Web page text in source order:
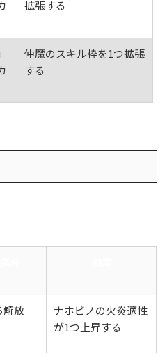
拡張する
仲魔のスキル枠を1つ拡張
する
解放
ナホビノの火炎適性
が1つ上昇する